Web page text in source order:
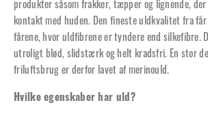
produkter såsom frakker, tæpper og lignende,
kontakt med huden. Den fineste uldkvalitet fra
fårene, hvor uldfibrene er tyndere end silkefibre.
utroligt blød, slidstærk og helt kradsfri. En stor
friluftsbrug er derfor lavet af merinould.
Hvilke egenskaber har uld?